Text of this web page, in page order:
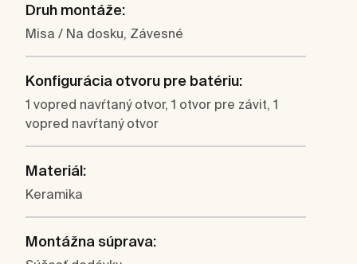
Druh montáže:
Misa / Na dosku, Závesné
Konfigurácia otvoru pre batériu:
1 vopred navŕtaný otvor, 1 otvor pre závit, 1
vopred navŕtaný otvor
Materiál:
Keramika
Montážna súprava: